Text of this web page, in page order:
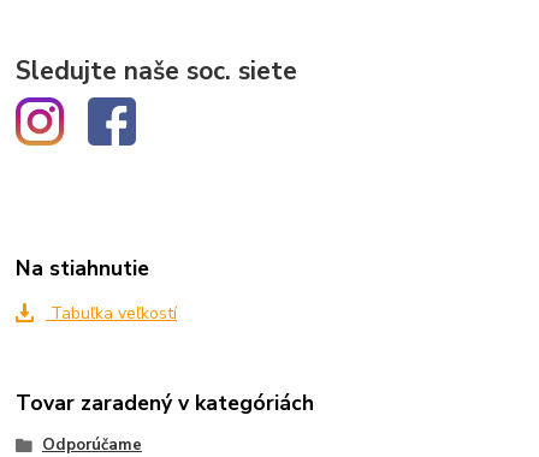
Sledujte naše soc. siete
Na stiahnutie
Tabuľka veľkostí
Tovar zaradený v kategóriách
Odporúčame